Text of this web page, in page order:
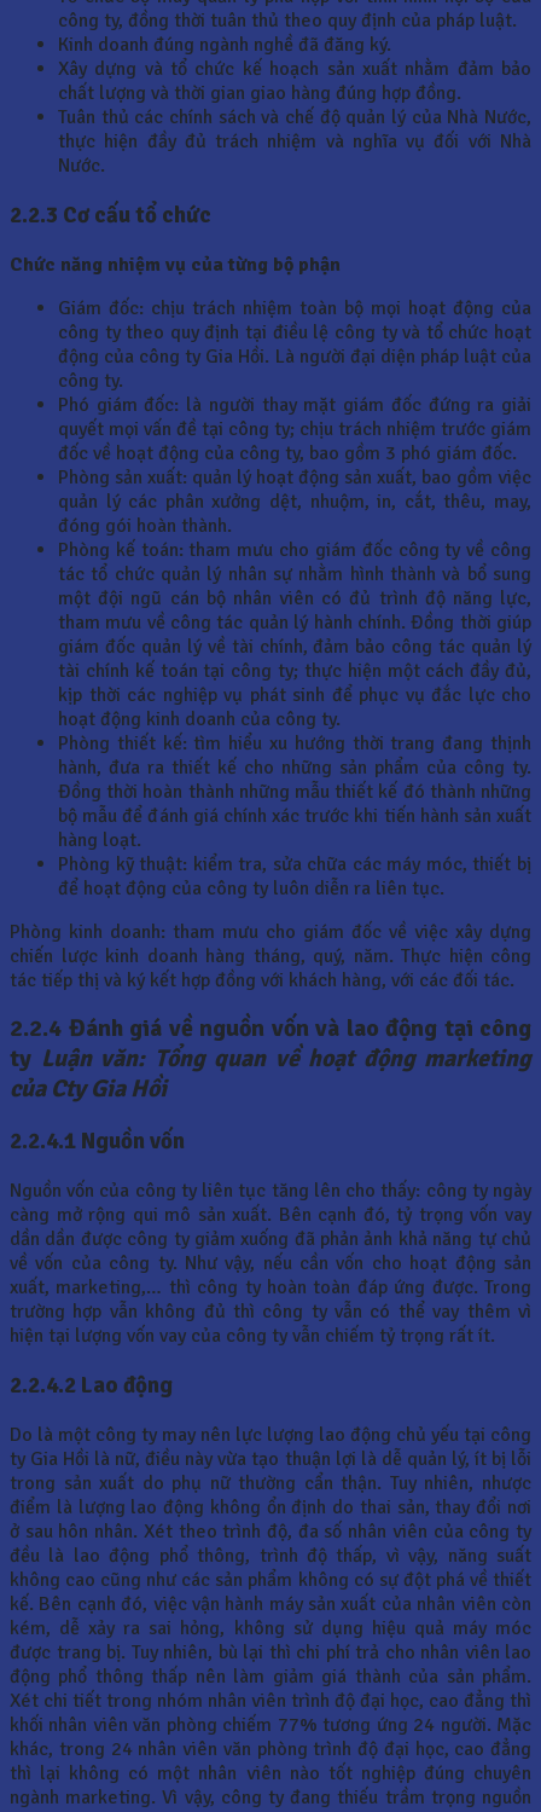
công ty, đồng thời tuân thủ theo quy định của pháp luật.
Kinh doanh đúng ngành nghề đã đăng ký.
Xây dựng và tổ chức kế hoạch sản xuất nhằm đảm bảo
chất lượng và thời gian giao hàng đúng hợp đồng.
Tuân thủ các chính sách và chế độ quản lý của Nhà Nước,
thực hiện đầy đủ trách nhiệm và nghĩa vụ đối với Nhà
Nước.
2.2.3 Cơ cấu tổ chức
Chức năng nhiệm vụ của từng bộ phận
Giám đốc: chịu trách nhiệm toàn bộ mọi hoạt động của
công ty theo quy định tại điều lệ công ty và tổ chức hoạt
động của công ty Gia Hồi. Là người đại diện pháp luật của
công ty.
Phó giám đốc: là người thay mặt giám đốc đứng ra giải
quyết mọi vấn đề tại công ty; chịu trách nhiệm trước giám
đốc về hoạt động của công ty, bao gồm 3 phó giám đốc.
Phòng sản xuất: quản lý hoạt động sản xuất, bao gồm việc
quản lý các phân xưởng dệt, nhuộm, in, cắt, thêu, may,
đóng gói hoàn thành.
Phòng kế toán: tham mưu cho giám đốc công ty về công
tác tổ chức quản lý nhân sự nhằm hình thành và bổ sung
một đội ngũ cán bộ nhân viên có đủ trình độ năng lực,
tham mưu về công tác quản lý hành chính. Đồng thời giúp
giám đốc quản lý về tài chính, đảm bảo công tác quản lý
tài chính kế toán tại công ty; thực hiện một cách đầy đủ,
kịp thời các nghiệp vụ phát sinh để phục vụ đắc lực cho
hoạt động kinh doanh của công ty.
Phòng thiết kế: tìm hiểu xu hướng thời trang đang thịnh
hành, đưa ra thiết kế cho những sản phẩm của công ty.
Đồng thời hoàn thành những mẫu thiết kế đó thành những
bộ mẫu để đánh giá chính xác trước khi tiến hành sản xuất
hàng loạt.
Phòng kỹ thuật: kiểm tra, sửa chữa các máy móc, thiết bị
để hoạt động của công ty luôn diễn ra liên tục.
Phòng kinh doanh: tham mưu cho giám đốc về việc xây dựng
chiến lược kinh doanh hàng tháng, quý, năm. Thực hiện công
tác tiếp thị và ký kết hợp đồng với khách hàng, với các đối tác.
2.2.4 Đánh giá về nguồn vốn và lao động tại công
ty Luận văn: Tổng quan về hoạt động marketing
của Cty Gia Hồi
2.2.4.1 Nguồn vốn
Nguồn vốn của công ty liên tục tăng lên cho thấy: công ty ngày
càng mở rộng qui mô sản xuất. Bên cạnh đó, tỷ trọng vốn vay
dần dần được công ty giảm xuống đã phản ảnh khả năng tự chủ
về vốn của công ty. Như vậy, nếu cần vốn cho hoạt động sản
xuất, marketing,… thì công ty hoàn toàn đáp ứng được. Trong
trường hợp vẫn không đủ thì công ty vẫn có thể vay thêm vì
hiện tại lượng vốn vay của công ty vẫn chiếm tỷ trọng rất ít.
2.2.4.2 Lao động
Do là một công ty may nên lực lượng lao động chủ yếu tại công
ty Gia Hồi là nữ, điều này vừa tạo thuận lợi là dễ quản lý, ít bị lỗi
trong sản xuất do phụ nữ thường cẩn thận. Tuy nhiên, nhược
điểm là lượng lao động không ổn định do thai sản, thay đổi nơi
ở sau hôn nhân. Xét theo trình độ, đa số nhân viên của công ty
đều là lao động phổ thông, trình độ thấp, vì vậy, năng suất
không cao cũng như các sản phẩm không có sự đột phá về thiết
kế. Bên cạnh đó, việc vận hành máy sản xuất của nhân viên còn
kém, dễ xảy ra sai hỏng, không sử dụng hiệu quả máy móc
được trang bị. Tuy nhiên, bù lại thì chi phí trả cho nhân viên lao
động phổ thông thấp nên làm giảm giá thành của sản phẩm.
Xét chi tiết trong nhóm nhân viên trình độ đại học, cao đẳng thì
khối nhân viên văn phòng chiếm 77% tương ứng 24 người. Mặc
khác, trong 24 nhân viên văn phòng trình độ đại học, cao đẳng
thì lại không có một nhân viên nào tốt nghiệp đúng chuyên
ngành marketing. Vì vậy, công ty đang thiếu trầm trọng nguồn